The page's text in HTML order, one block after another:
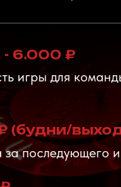
и близким яркие
— отличный
ЗАЯВКУ
В ВК